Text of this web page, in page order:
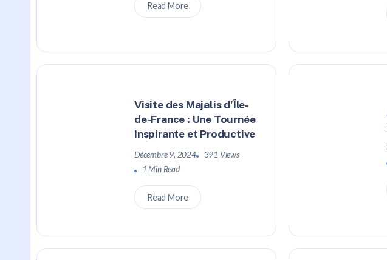
Read More
Visite des Majalis d’Île-
de-France : Une Tournée
Inspirante et Productive
Décembre 9, 2024
391 Views
1 Min Read
Read More